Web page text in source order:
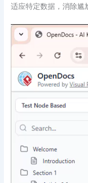
适应特定数据，消除尴